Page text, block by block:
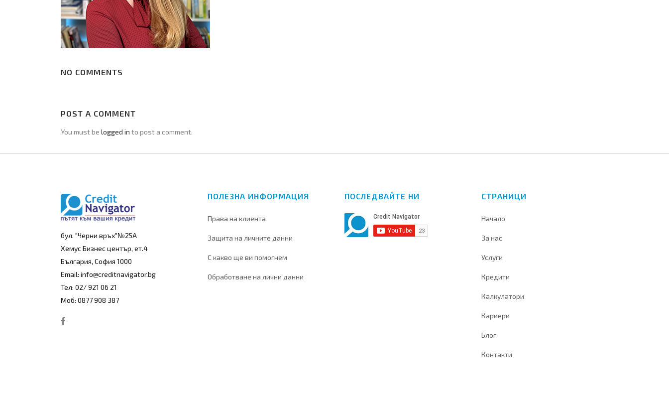
NO COMMENTS
POST A COMMENT
You must be logged in to post a comment.
бул. "Черни връх"№25А
Хемус Бизнес център, ет.4
България, София 1000
Email: info@creditnavigator.bg
Тел: 02/ 921 06 21
Моб: 0877 908 387
ПОЛЕЗНА ИНФОРМАЦИЯ
Права на клиента
Защита на личните данни
С какво ще ви помогнем
Обработване на лични данни
ПОСЛЕДВАЙТЕ НИ СТРАНИЦИ
Начало
За нас
Услуги
Кредити
Калкулатори
Кариери
Блог
Контакти